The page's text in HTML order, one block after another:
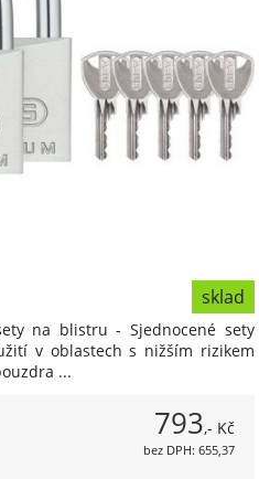
na blistru - Sjednocené sety
v oblastech s nižším rizikem
...
sklad
793,- Kč
bez DPH: 655,37